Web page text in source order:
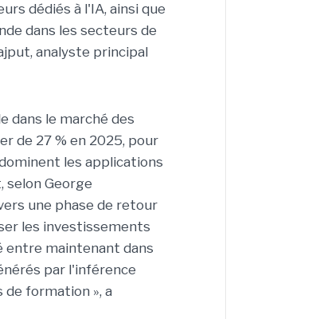
dédiés à l'IA, ainsi que
dans les secteurs de
analyste principal
dans le marché des
de 27 % en 2025, pour
les applications
selon George
une phase de retour
les investissements
entre maintenant dans
par l'inférence
formation », a